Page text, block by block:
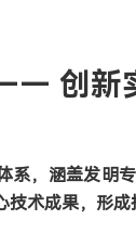
创新
系，涵盖发明
术成果，形成